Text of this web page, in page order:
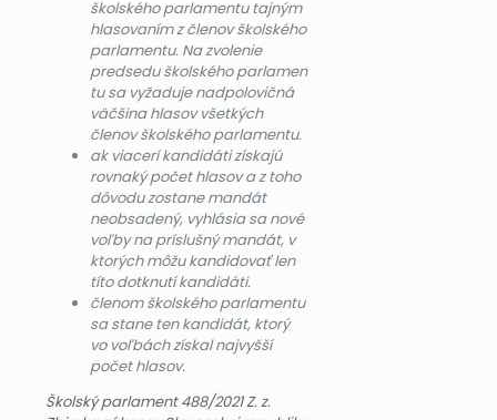
školského parlamentu tajným
hlasovaním z členov školského
parlamentu. Na zvolenie
predsedu školského parlamen
tu sa vyžaduje nadpolovičná
väčšina hlasov všetkých
členov školského parlamentu.
ak viacerí kandidáti získajú
rovnaký počet hlasov a z toho
dôvodu zostane mandát
neobsadený, vyhlásia sa nové
voľby na príslušný mandát, v
ktorých môžu kandidovať len
títo dotknutí kandidáti.
členom školského parlamentu
sa stane ten kandidát, ktorý
vo voľbách získal najvyšší
počet hlasov.
Školský parlament 488/2021 Z. z.